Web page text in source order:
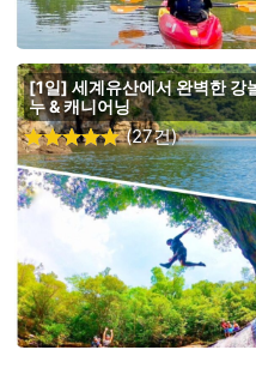
[1일] 세계유산에서 완벽한 강
누 & 캐니어닝
(27건)